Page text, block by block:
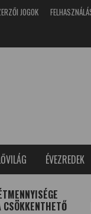
JOGOK
ÉVEZREDEK